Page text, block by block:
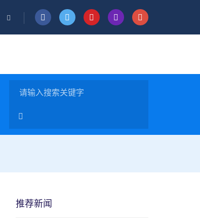
推荐新闻